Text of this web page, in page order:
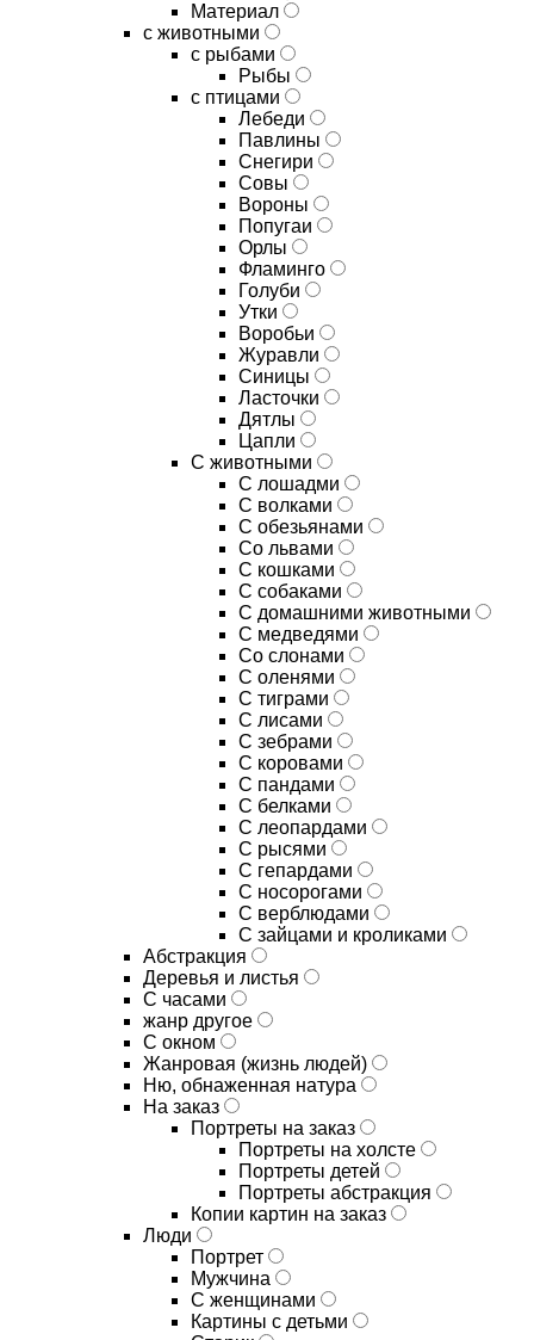
Материал
с животными
с рыбами
Рыбы
с птицами
Лебеди
Павлины
Снегири
Совы
Вороны
Попугаи
Орлы
Фламинго
Голуби
Утки
Воробьи
Журавли
Синицы
Ласточки
Дятлы
Цапли
С животными
С лошадми
С волками
С обезьянами
Со львами
С кошками
С собаками
С домашними животными
С медведями
Со слонами
С оленями
С тиграми
С лисами
С зебрами
С коровами
С пандами
С белками
С леопардами
С рысями
С гепардами
С носорогами
С верблюдами
С зайцами и кроликами
Абстракция
Деревья и листья
С часами
жанр другое
С окном
Жанровая (жизнь людей)
Ню, обнаженная натура
На заказ
Портреты на заказ
Портреты на холсте
Портреты детей
Портреты абстракция
Копии картин на заказ
Люди
Портрет
Мужчина
С женщинами
Картины с детьми